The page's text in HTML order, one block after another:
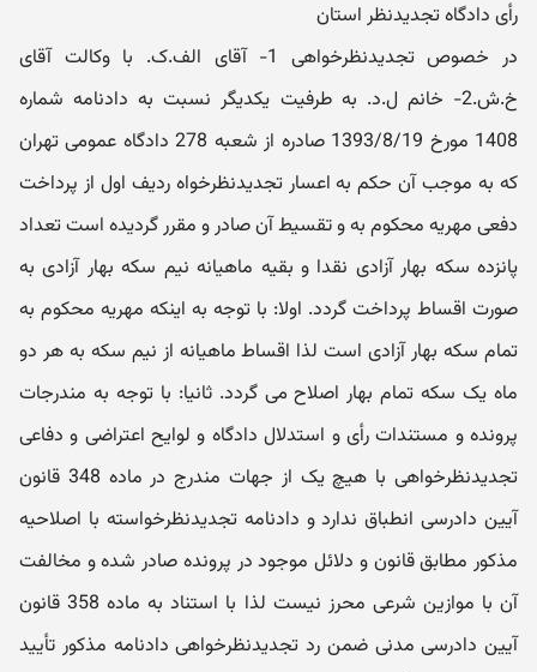
رأی دادگاه تجدیدنظر استان
در خصوص تجدیدنظرخواهی 1- آقای الف.ک. با وکالت آقای
خ.ش.2- خانم ل.د. به طرفیت یکدیگر نسبت به دادنامه شماره
1408 مورخ 1393/8/19 صادره از شعبه 278 دادگاه عمومی تهران
که به موجب آن حکم به اعسار تجدیدنظرخواه ردیف اول از پرداخت
دفعی مهریه محکوم به و تقسیط آن صادر و مقرر گردیده است تعداد
پانزده سکه بهار آزادی نقدا و بقیه ماهیانه نیم سکه بهار آزادی به
صورت اقساط پرداخت گردد. اولا: با توجه به اینکه مهریه محکوم به
تمام سکه بهار آزادی است لذا اقساط ماهیانه از نیم سکه به هر دو
ماه یک سکه تمام بهار اصلاح می گردد. ثانیا: با توجه به مندرجات
پرونده و مستندات رأی و استدلال دادگاه و لوایح اعتراضی و دفاعی
تجدیدنظرخواهی با هیچ یک از جهات مندرج در ماده 348 قانون
آیین دادرسی انطباق ندارد و دادنامه تجدیدنظرخواسته با اصلاحیه
مذکور مطابق قانون و دلائل موجود در پرونده صادر شده و مخالفت
آن با موازین شرعی محرز نیست لذا با استناد به ماده 358 قانون
آیین دادرسی مدنی ضمن رد تجدیدنظرخواهی دادنامه مذکور تأیید